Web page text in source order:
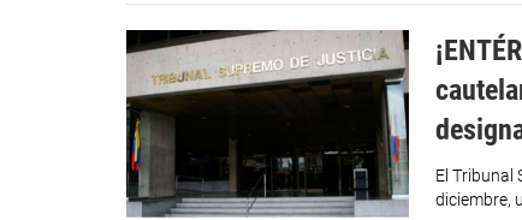
El Tribunal
diciembre,